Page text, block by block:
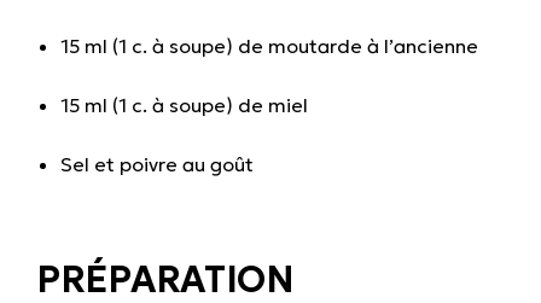
15 ml (1 c. à soupe) de moutarde à l’ancienne
15 ml (1 c. à soupe) de miel
Sel et poivre au goût
PRÉPARATION